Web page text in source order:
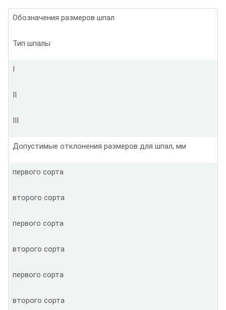
Обозначения размеров шпал
Тип шпалы
Допустимые отклонения размеров для шпал, мм
первого сорта
второго сорта
первого сорта
второго сорта
первого сорта
второго сорта